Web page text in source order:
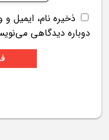
ذخیره نام، ایمیل
دوباره دیدگاهی